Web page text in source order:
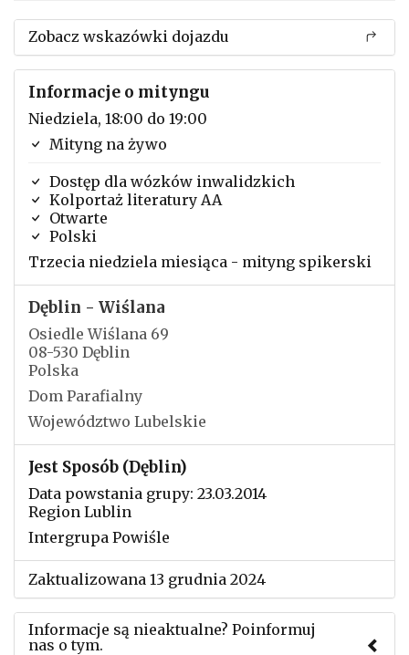
Zobacz wskazówki dojazdu
Informacje o mityngu
Niedziela, 18:00 do 19:00
Mityng na żywo
Dostęp dla wózków inwalidzkich
Kolportaż literatury AA
Otwarte
Polski
Trzecia niedziela miesiąca - mityng spikerski
Dęblin - Wiślana
Osiedle Wiślana 69
08-530 Dęblin
Polska
Dom Parafialny
Województwo Lubelskie
Jest Sposób (Dęblin)
Data powstania grupy: 23.03.2014
Region Lublin
Intergrupa Powiśle
Zaktualizowana 13 grudnia 2024
Informacje są nieaktualne? Poinformuj
nas o tym.